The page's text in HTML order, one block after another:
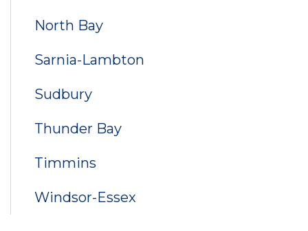
North Bay
Sarnia-Lambton
Sudbury
Thunder Bay
Timmins
Windsor-Essex